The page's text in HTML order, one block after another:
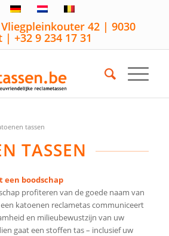
42 | 9030
| +32 9 234 17 31
tassen
TASSEN
een boodschap
profiteren van de goede naam van
katoenen reclametas communiceert
en milieubewustzijn van uw
gaat een stoffen tas – inclusief uw